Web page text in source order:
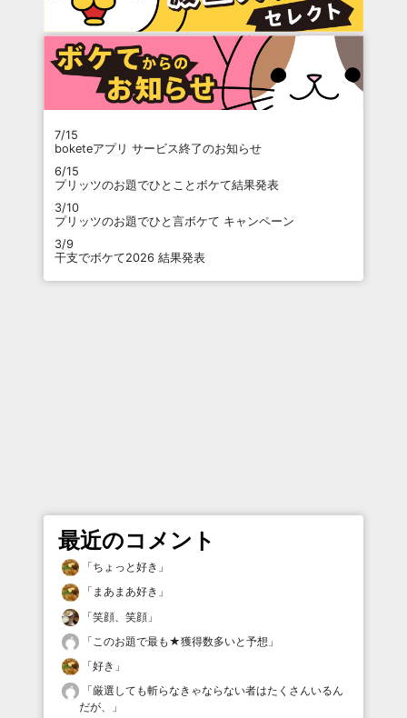
7/15
boketeアプリ サービス終了のお知らせ
6/15
プリッツのお題でひとことボケて結果発表
3/10
プリッツのお題でひと言ボケて キャンペーン
3/9
干支でボケて2026 結果発表
最近のコメント
「ちょっと好き 」
「 まあまあ好き 」
「笑顔、笑顔 」
「 このお題で最も★獲得数多いと予想 」
「好き 」
「厳選しても斬らなきゃならない者はたくさんいるん
だが、
」